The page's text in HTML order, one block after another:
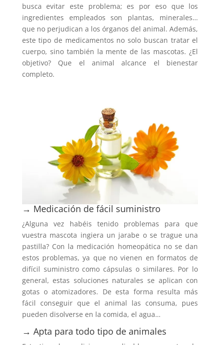
busca evitar este problema; es por eso que los
ingredientes empleados son plantas, minerales…
que no perjudican a los órganos del animal. Además,
este tipo de medicamentos no solo buscan tratar el
cuerpo, sino también la mente de las mascotas. ¿El
objetivo? Que el animal alcance el bienestar
completo.
→ Medicación de fácil suministro
¿Alguna vez habéis tenido problemas para que
vuestra mascota ingiera un jarabe o se trague una
pastilla? Con la medicación homeopática no se dan
estos problemas, ya que no vienen en formatos de
difícil suministro como cápsulas o similares. Por lo
general, estas soluciones naturales se aplican con
gotas o atomizadores. De esta forma resulta más
fácil conseguir que el animal las consuma, pues
pueden disolverse en la comida, el agua…
→ Apta para todo tipo de animales